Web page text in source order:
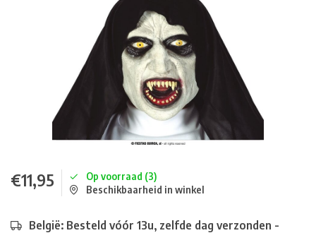
€11,95
Op voorraad (3)
Beschikbaarheid in winkel
België: Besteld vóór 13u, zelfde dag verzonden -